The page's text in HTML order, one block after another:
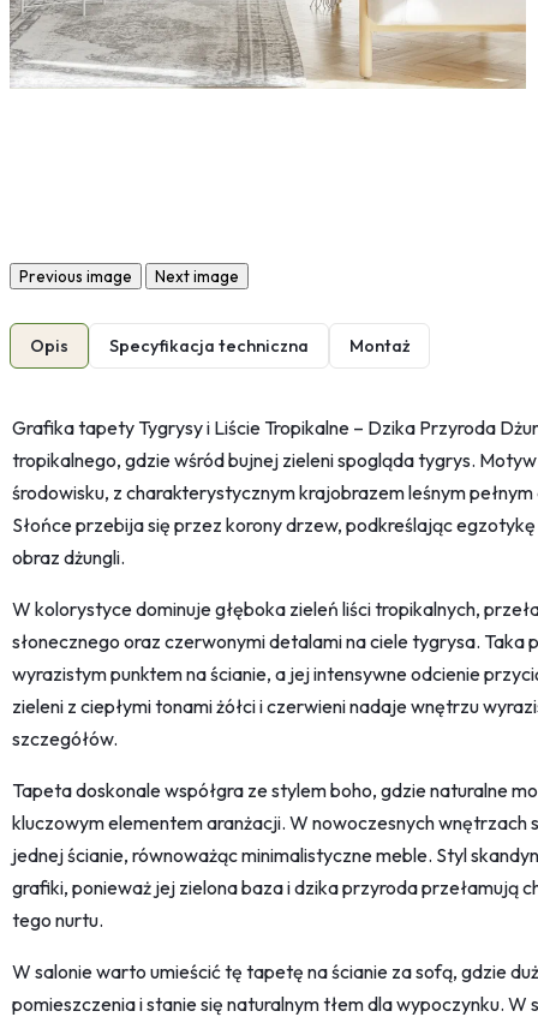
Previous image Next image
Opis Specyfikacja techniczna Montaż
Grafika tapety Tygrysy i Liście Tropikalne – Dzika Przyroda
tropikalnego, gdzie wśród bujnej zieleni spogląda tygrys.
środowisku, z charakterystycznym krajobrazem leśnym
Słońce przebija się przez korony drzew, podkreślając
obraz dżungli.
W kolorystyce dominuje głęboka zieleń liści tropikalnych,
słonecznego oraz czerwonymi detalami na ciele tygrysa.
wyrazistym punktem na ścianie, a jej intensywne odcienie
zieleni z ciepłymi tonami żółci i czerwieni nadaje wnętrzu
szczegółów.
Tapeta doskonale współgra ze stylem boho, gdzie naturalne
kluczowym elementem aranżacji. W nowoczesnych
jednej ścianie, równoważąc minimalistyczne meble. Styl
grafiki, ponieważ jej zielona baza i dzika przyroda przełamują
tego nurtu.
W salonie warto umieścić tę tapetę na ścianie za sofą, gdzie
pomieszczenia i stanie się naturalnym tłem dla wypoczynku. W